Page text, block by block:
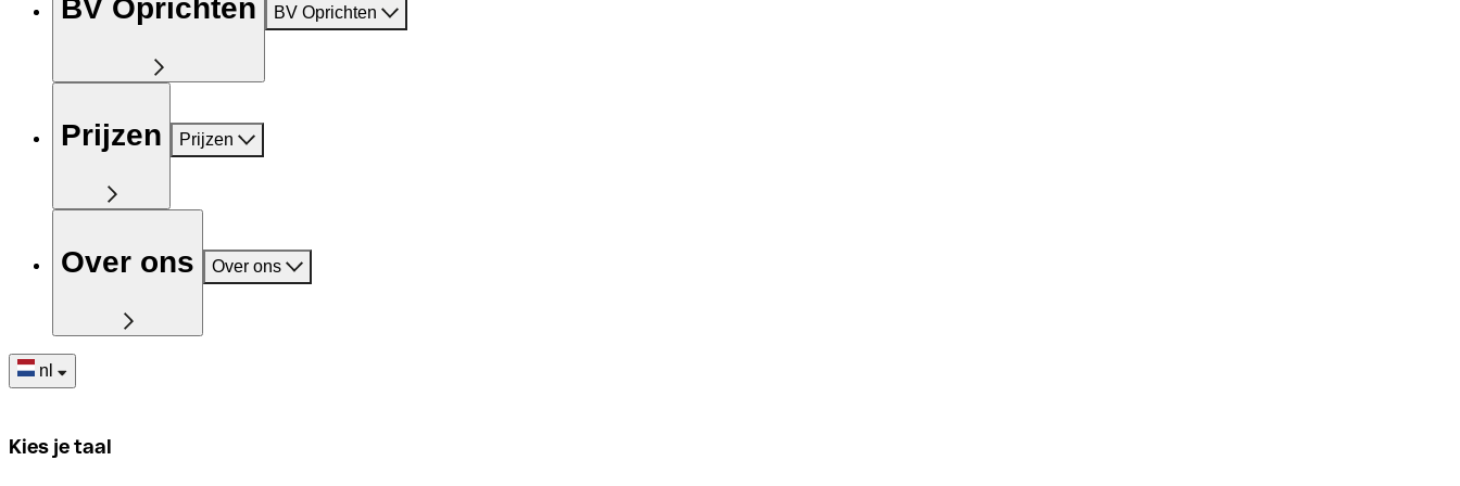
BV Oprichten BV Oprichten
Prijzen Prijzen
Over ons Over ons
nl
Kies je taal